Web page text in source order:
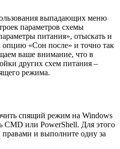
выпадающих меню
параметров схемы
питания», отыскать и
опцию «Сон после» и точно так
ваше внимание, что в
других схем питания –
режима.
спящий режим на Windows
CMD или PowerShell. Для этого
и выполните одну за